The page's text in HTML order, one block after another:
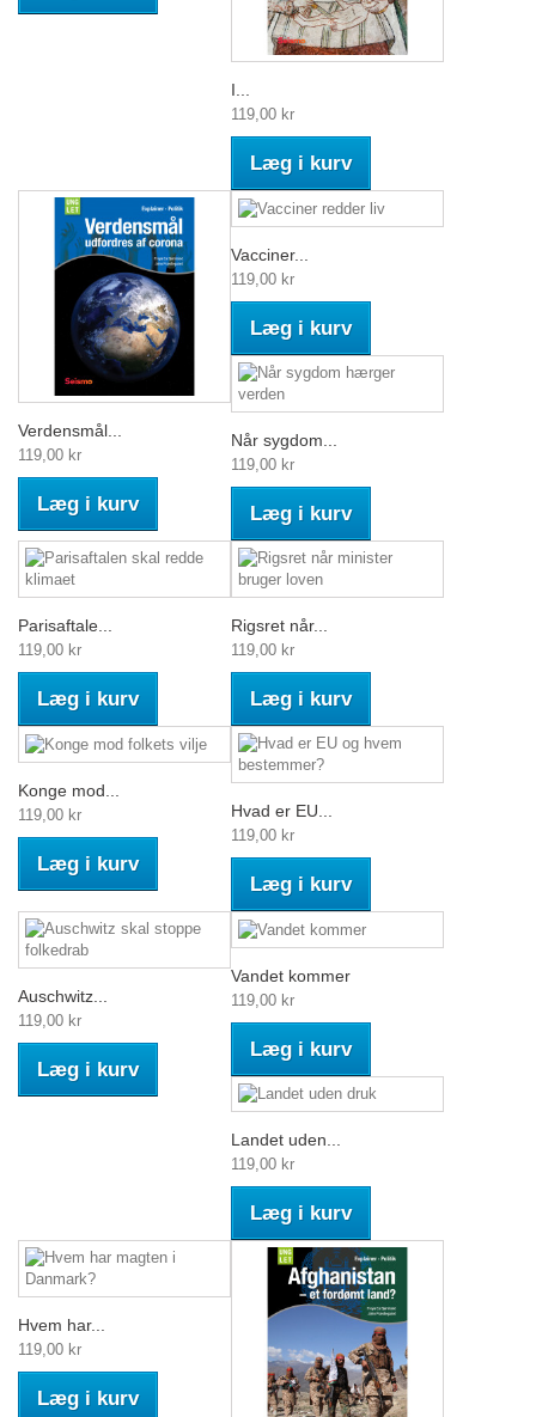
I...
119,00 kr
Læg i kurv
Verdensmål...
119,00 kr
Læg i kurv
Vacciner...
119,00 kr
Læg i kurv
Når sygdom...
119,00 kr
Læg i kurv
Parisaftale...
119,00 kr
Læg i kurv
Rigsret når...
119,00 kr
Læg i kurv
Konge mod...
119,00 kr
Læg i kurv
Hvad er EU...
119,00 kr
Læg i kurv
Auschwitz...
119,00 kr
Læg i kurv
Vandet kommer
119,00 kr
Læg i kurv
Landet uden...
119,00 kr
Læg i kurv
Hvem har...
119,00 kr
Læg i kurv